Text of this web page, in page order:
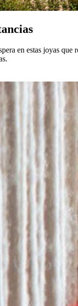
en estas joyas que